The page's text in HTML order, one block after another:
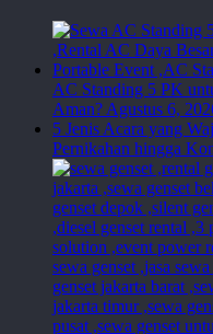
AC Standing 5 PK
Aman?Agustus 6,
5 Jenis Acara yang
Pernikahan hingga